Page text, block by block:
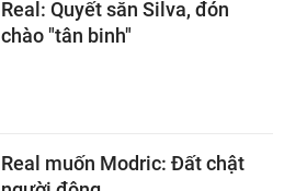
Real: Quyết săn Silva, đón
chào "tân binh"
Real muốn Modric: Đất chật